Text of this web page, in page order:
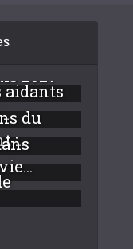
2027
aidants
du
:...